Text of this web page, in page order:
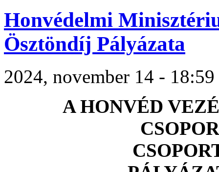
Honvédelmi
Ösztöndíj Pályázata
2024, november 14 -
A HONVÉD